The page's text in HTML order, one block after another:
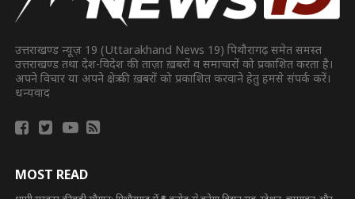
उत्तराखण्ड न्यूज़ 19 (Uttarakhand News 19) पिथौरागढ़ समेत समस्त
उत्तराखण्ड तथा देश-विदेश की ताज़ा ख़बरों व समाचारों को प्रकाशित करता है।
अपने विचार या अपने क्षेत्र की ख़बरों को प्रकाशित करवाने हेतु हमसे संपर्क करें।
धन्यवाद
MOST READ